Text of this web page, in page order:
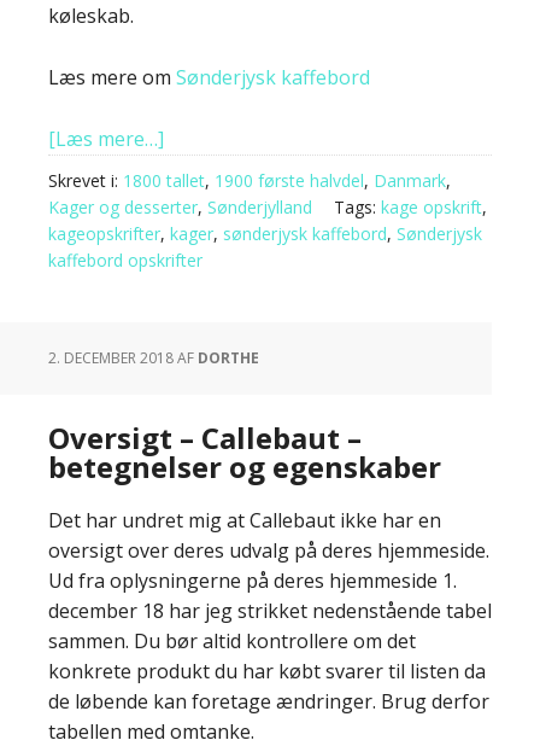
køleskab.
Læs mere om Sønderjysk kaffebord
[Læs mere…]
Skrevet i: 1800 tallet, 1900 første halvdel, Danmark,
Kager og desserter, Sønderjylland Tags: kage opskrift,
kageopskrifter, kager, sønderjysk kaffebord, Sønderjysk
kaffebord opskrifter
2. DECEMBER 2018AF DORTHE
Oversigt – Callebaut –
betegnelser og egenskaber
Det har undret mig at Callebaut ikke har en
oversigt over deres udvalg på deres hjemmeside.
Ud fra oplysningerne på deres hjemmeside 1.
december 18 har jeg strikket nedenstående tabel
sammen. Du bør altid kontrollere om det
konkrete produkt du har købt svarer til listen da
de løbende kan foretage ændringer. Brug derfor
tabellen med omtanke.